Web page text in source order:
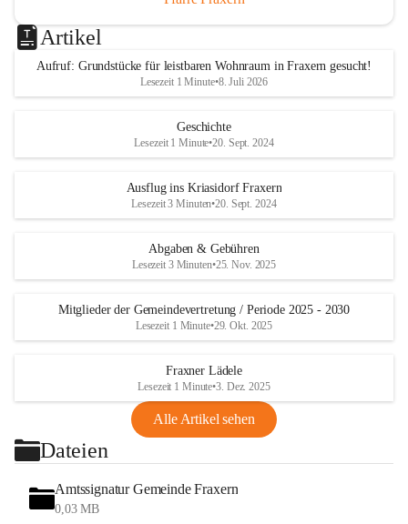
Artikel
Aufruf: Grundstücke für leistbaren Wohnraum in Fraxern gesucht!
Lesezeit 1 Minute•8. Juli 2026
Geschichte
Lesezeit 1 Minute•20. Sept. 2024
Ausflug ins Kriasidorf Fraxern
Lesezeit 3 Minuten•20. Sept. 2024
Abgaben & Gebühren
Lesezeit 3 Minuten•25. Nov. 2025
Mitglieder der Gemeindevertretung / Periode 2025 - 2030
Lesezeit 1 Minute•29. Okt. 2025
Fraxner Lädele
Lesezeit 1 Minute•3. Dez. 2025
Alle Artikel sehen
Dateien
Amtssignatur Gemeinde Fraxern
0,03 MB